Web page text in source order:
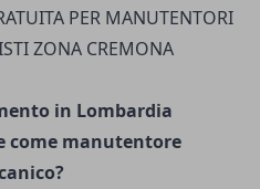
PER MANUTENTORI
ZONA CREMONA
in Lombardia
come manutentore